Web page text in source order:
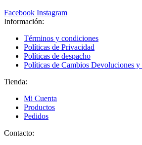
Facebook Instagram
Información:
Términos y condiciones
Políticas de Privacidad
Políticas de despacho
Políticas de Cambios Devoluciones y
Tienda:
Mi Cuenta
Productos
Pedidos
Contacto: